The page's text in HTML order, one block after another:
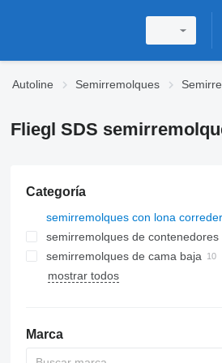
Autoline Semirremolques
Fliegl SDS
Categoría
semirremolques con lona
semirremolques de contenedores
semirremolques de cama baja
mostrar todos
Marca